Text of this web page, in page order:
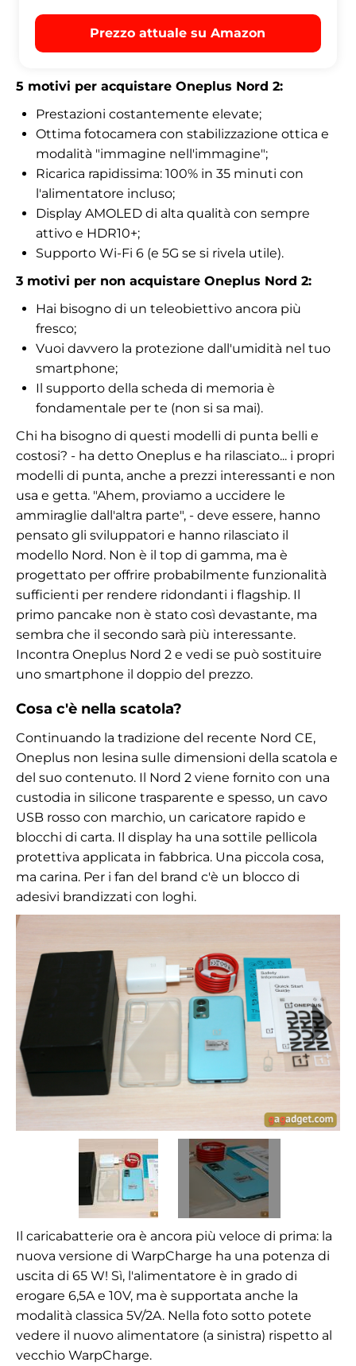
Prezzo attuale su Amazon
5 motivi per acquistare Oneplus Nord 2:
Prestazioni costantemente elevate;
Ottima fotocamera con stabilizzazione ottica e
modalità "immagine nell'immagine";
Ricarica rapidissima: 100% in 35 minuti con
l'alimentatore incluso;
Display AMOLED di alta qualità con sempre
attivo e HDR10+;
Supporto Wi-Fi 6 (e 5G se si rivela utile).
3 motivi per non acquistare Oneplus Nord 2:
Hai bisogno di un teleobiettivo ancora più
fresco;
Vuoi davvero la protezione dall'umidità nel tuo
smartphone;
Il supporto della scheda di memoria è
fondamentale per te (non si sa mai).
Chi ha bisogno di questi modelli di punta belli e
costosi? - ha detto Oneplus e ha rilasciato... i propri
modelli di punta, anche a prezzi interessanti e non
usa e getta. "Ahem, proviamo a uccidere le
ammiraglie dall'altra parte", - deve essere, hanno
pensato gli sviluppatori e hanno rilasciato il
modello Nord. Non è il top di gamma, ma è
progettato per offrire probabilmente funzionalità
sufficienti per rendere ridondanti i flagship. Il
primo pancake non è stato così devastante, ma
sembra che il secondo sarà più interessante.
Incontra Oneplus Nord 2 e vedi se può sostituire
uno smartphone il doppio del prezzo.
Cosa c'è nella scatola?
Continuando la tradizione del recente Nord CE,
Oneplus non lesina sulle dimensioni della scatola e
del suo contenuto. Il Nord 2 viene fornito con una
custodia in silicone trasparente e spesso, un cavo
USB rosso con marchio, un caricatore rapido e
blocchi di carta. Il display ha una sottile pellicola
protettiva applicata in fabbrica. Una piccola cosa,
ma carina. Per i fan del brand c'è un blocco di
adesivi brandizzati con loghi.
Il caricabatterie ora è ancora più veloce di prima: la
nuova versione di WarpCharge ha una potenza di
uscita di 65 W! Sì, l'alimentatore è in grado di
erogare 6,5A e 10V, ma è supportata anche la
modalità classica 5V/2A. Nella foto sotto potete
vedere il nuovo alimentatore (a sinistra) rispetto al
vecchio WarpCharge.